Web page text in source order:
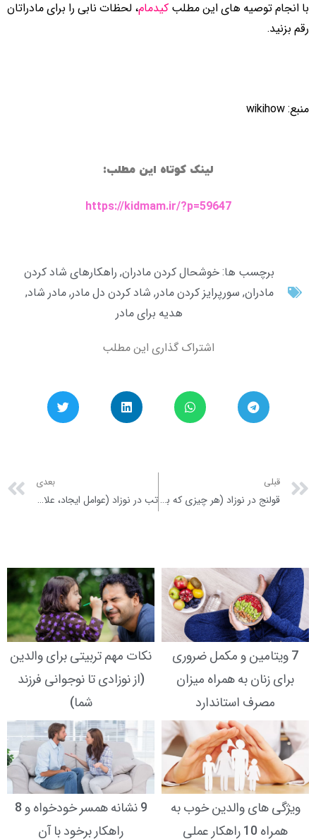
با انجام توصیه های این مطلب کیدمام، لحظات نابی را برای مادراتان
رقم بزنید.
منبع: wikihow
لینک کوتاه این مطلب:
https://kidmam.ir/?p=59647
برچسب ها:خوشحال کردن مادران,راهکارهای شاد کردن
مادران,سورپرایز کردن مادر,شاد کردن دل مادر,مادر شاد,
هدیه برای مادر
اشتراک گذاری این مطلب
قبلی
قولنج در نوزاد (هر چیزی که باید بدانید)
بعدی
تب در نوزاد (عوامل ایجاد، علائم و راهکارها)
7 ویتامین و مکمل ضروری
برای زنان به همراه میزان
مصرف استاندارد
نکات مهم تربیتی برای والدین
(از نوزادی تا نوجوانی فرزند
شما)
ویژگی های والدین خوب به
همراه 10 راهکار عملی
9 نشانه همسر خودخواه و 8
راهکار برخود با آن